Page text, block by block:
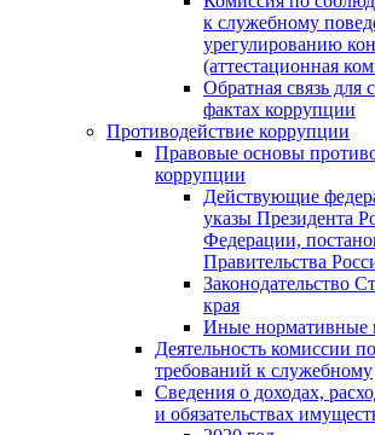
к служебному
урегулированию
(аттестационная
Обратная связь для
фактах коррупции
Противодействие коррупции
Правовые основы
коррупции
Действующие
указы Президента
Федерации,
Правительства
Законодательство
края
Иные нормативные
Деятельность комиссии
требований к служебному
Сведения о доходах,
и обязательствах